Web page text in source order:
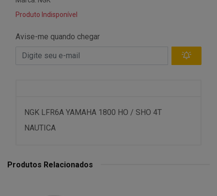
Produto Indisponível
Avise-me quando chegar
NGK LFR6A YAMAHA 1800 HO / SHO 4T
NAUTICA
Produtos Relacionados